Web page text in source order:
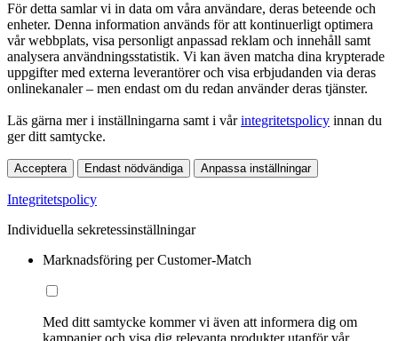
För detta samlar vi in data om våra användare, deras beteende och
enheter. Denna information används för att kontinuerligt optimera
vår webbplats, visa personligt anpassad reklam och innehåll samt
analysera användningsstatistik. Vi kan även matcha dina krypterade
uppgifter med externa leverantörer och visa erbjudanden via deras
onlinekanaler – men endast om du redan använder deras tjänster.
Läs gärna mer i inställningarna samt i vårintegritetspolicy innan du
ger ditt samtycke.
Acceptera Endast nödvändiga Anpassa inställningar
Integritetspolicy
Individuella sekretessinställningar
Marknadsföring per Customer-Match
Med ditt samtycke kommer vi även att informera dig om